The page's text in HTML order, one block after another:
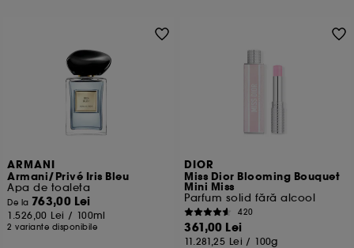
ARMANI
Armani/Privé Iris Bleu
Apa de toaleta
De la 763,00 Lei
1.526,00 Lei / 100ml
2 variante disponibile
DIOR
Miss Dior Blooming Bouquet
Mini Miss
Parfum solid fără alcool
420
361,00 Lei
11.281,25 Lei / 100g